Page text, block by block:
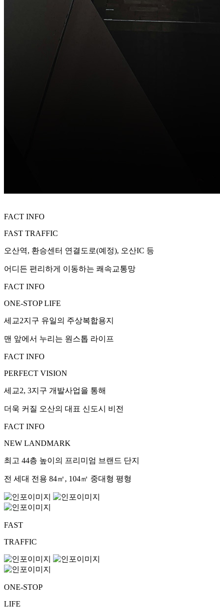
FACT INFO
FAST TRAFFIC
오산역, 환승센터 연결도로(예정), 오산IC 등
어디든 편리하게 이동하는 쾌속교통망
FACT INFO
ONE-STOP LIFE
세교2지구 유일의 주상복합용지
맨 앞에서 누리는 원스톱 라이프
FACT INFO
PERFECT VISION
세교2, 3지구 개발사업을 통해
더욱 커질 오산의 대표 신도시 비전
FACT INFO
NEW LANDMARK
최고 44층 높이의 프리미엄 브랜드 단지
전 세대 전용 84㎡, 104㎡ 중대형 평형
FAST
TRAFFIC
ONE-STOP
LIFE